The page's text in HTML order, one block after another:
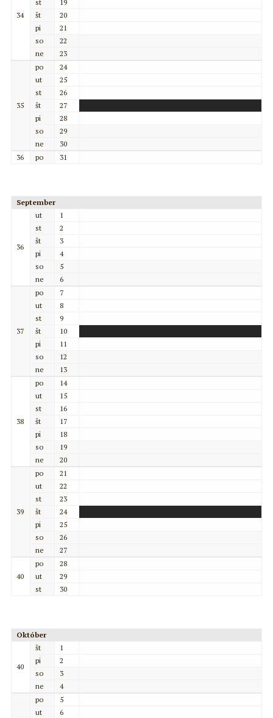
34
st
19
št
20
pi
21
so
22
ne
23
35
po
24
ut
25
st
26
št
27
pi
28
so
29
ne
30
36
po 31
September
36
ut
1
st
2
št
3
pi
4
so
5
ne
6
37
po
7
ut
8
st
9
št
10
pi
11
so
12
ne
13
38
po
14
ut
15
st
16
št
17
pi
18
so
19
ne
20
39
po
21
ut
22
st
23
št
24
pi
25
so
26
ne
27
40
po
28
ut
29
st
30
Október
40
št
1
pi
2
so
3
ne
4
po
5
ut
6